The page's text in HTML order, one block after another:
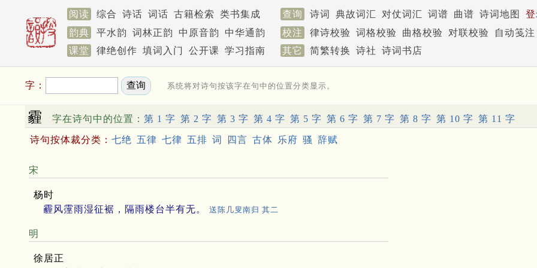
阅读 综合 诗话 词话 古籍检索 类书集成 查询 诗词 典故词汇 对仗词汇 词谱 曲谱 诗词地图
韵典
平水韵 词林正韵 中原音韵 中华通韵 校注 律诗校验 词格校验 曲格校验 对联校验
自动笺注
课堂
律绝创作 填词入门 公开课 学习指南 其它 简繁转换 诗社 诗词书店
字： 系统将对诗句按该字在句中的位置分类显示。
霾 字在诗句中的位置： 第 1 字 第 2 字 第 3 字 第 4 字 第 5 字 第 6 字 第 7 字 第 8 字 第 10 字 第 11 字
诗句按体裁分类： 七绝 五律 七律 五排 词 四言 古体 乐府 骚 辞赋
宋
杨时
霾风霪雨湿征裾，隔雨楼台半有无。
送陈几叟南归 其二
明
徐居正